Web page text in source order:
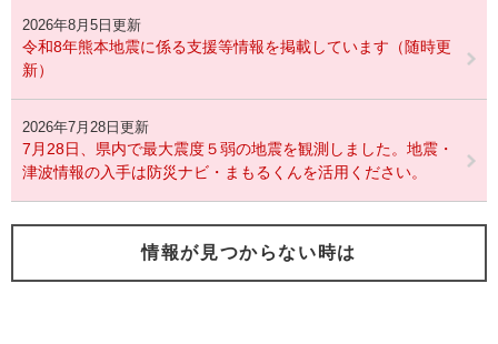
2026年8月5日更新
令和8年熊本地震に係る支援等情報を掲載しています（随時更
新）
2026年7月28日更新
7月28日、県内で最大震度５弱の地震を観測しました。地震・
津波情報の入手は防災ナビ・まもるくんを活用ください。
情報が見つからない時は